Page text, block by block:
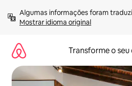
para
Mostrar idioma original
Transforme o